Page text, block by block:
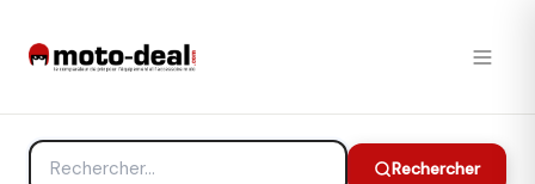
Rechercher